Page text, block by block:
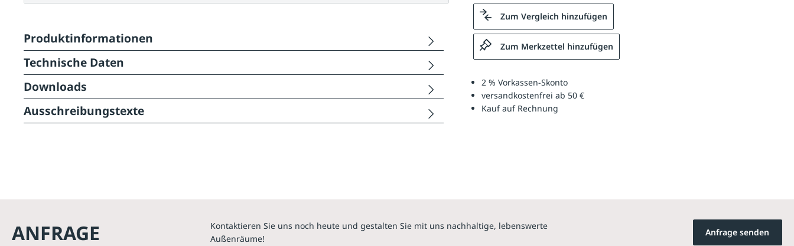
Zum Vergleich hinzufügen
Zum Merkzettel hinzufügen
2 % Vorkassen-Skonto
versandkostenfrei ab 50 €
Kauf auf Rechnung
Produktinformationen
Technische Daten
Downloads
Ausschreibungstexte
ANFRAGE
Kontaktieren Sie uns noch heute und gestalten Sie mit uns nachhaltige, lebenswerte
Außenräume!
Anfrage senden